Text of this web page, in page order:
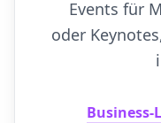
Events für
oder